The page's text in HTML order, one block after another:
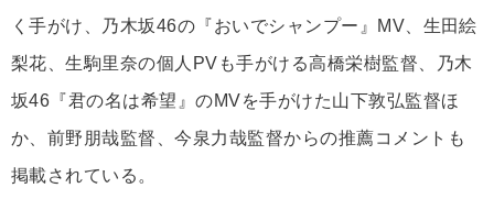
く手がけ、乃木坂46の『おいでシャンプー』MV、生田絵
梨花、生駒里奈の個人PVも手がける高橋栄樹監督、乃木
坂46『君の名は希望』のMVを手がけた山下敦弘監督ほ
か、前野朋哉監督、今泉力哉監督からの推薦コメントも
掲載されている。